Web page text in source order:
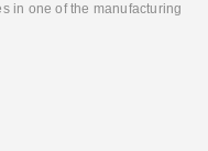
in one of the manufacturing